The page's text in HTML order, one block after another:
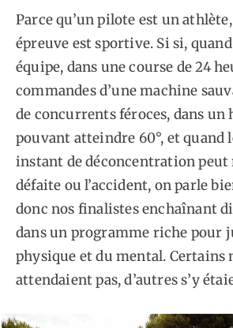
Parce qu’un pilote est un
épreuve est sportive. Si si,
équipe, dans une course de 24
commandes d’une machine
de concurrents féroces, dans un
pouvant atteindre 60°, et quand
instant de déconcentration peut
défaite ou l’accident, on parle
donc nos finalistes enchaînant
dans un programme riche pour
physique et du mental. Certains
attendaient pas, d’autres s’y